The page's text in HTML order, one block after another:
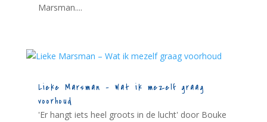
Marsman....
Lieke Marsman – Wat ik mezelf graag
voorhoud
'Er hangt iets heel groots in de lucht' door Bouke